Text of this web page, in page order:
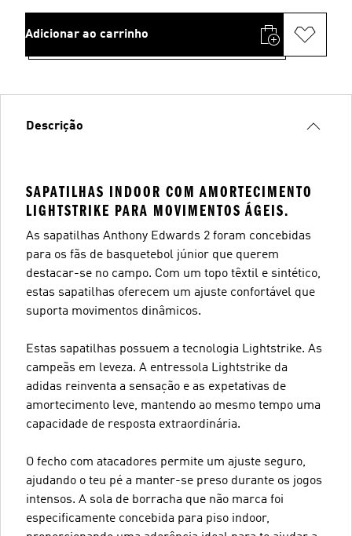
Adicionar ao carrinho
Descrição
SAPATILHAS INDOOR COM AMORTECIMENTO
LIGHTSTRIKE PARA MOVIMENTOS ÁGEIS.
As sapatilhas Anthony Edwards 2 foram concebidas
para os fãs de basquetebol júnior que querem
destacar-se no campo. Com um topo têxtil e sintético,
estas sapatilhas oferecem um ajuste confortável que
suporta movimentos dinâmicos.
Estas sapatilhas possuem a tecnologia Lightstrike. As
campeãs em leveza. A entressola Lightstrike da
adidas reinventa a sensação e as expetativas de
amortecimento leve, mantendo ao mesmo tempo uma
capacidade de resposta extraordinária.
O fecho com atacadores permite um ajuste seguro,
ajudando o teu pé a manter-se preso durante os jogos
intensos. A sola de borracha que não marca foi
especificamente concebida para piso indoor,